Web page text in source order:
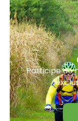
Participe do